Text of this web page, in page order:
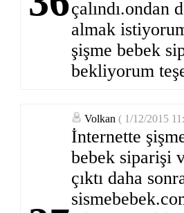
çalındı.ondan
almak
şişme bebek
bekliyorum
Volkan ( 1/12/2015
İnternette
bebek siparişi
çıktı daha